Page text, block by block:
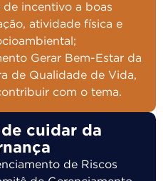
de incentivo a boas
atividade física e
Gerar Bem-Estar da
de Qualidade de Vida,
com o tema.
cuidar da
de Riscos